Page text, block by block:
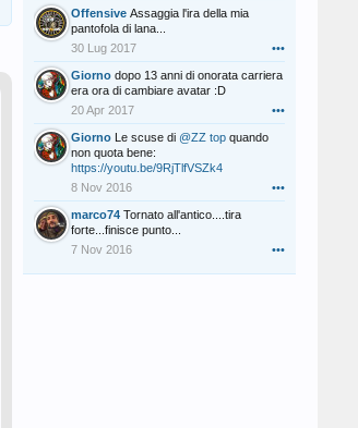
Offensive Assaggia l'ira della mia
pantofola di lana...
30 Lug 2017
•••
Giorno dopo 13 anni di onorata carriera
era ora di cambiare avatar :D
20 Apr 2017
•••
Giorno Le scuse di @ZZ top quando
non quota bene:
https://youtu.be/9RjTlfVSZk4
8 Nov 2016
•••
marco74 Tornato all'antico....tira
forte...finisce punto...
7 Nov 2016
•••